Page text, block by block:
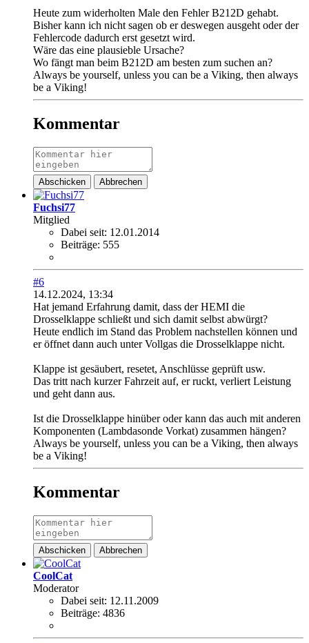
Heute zum widerholten Male den Fehler B212D gehabt.
Bisher kann ich nicht sagen ob er deswegen ausgeht oder der
Fehlercode dadurch erst gesetzt wird.
Wäre das eine plausieble Ursache?
Wo fängt man beim B212D am besten zum suchen an?
Always be yourself, unless you can be a Viking, then always
be a Viking!
Kommentar
Abschicken Abbrechen
Fuchsi77
Mitglied
Dabei seit: 12.01.2014
Beiträge: 555
#6
14.12.2024, 13:34
Hat jemand Erfahrung damit, dass der HEMI die
Drosselklappe schließt und sich damit selbst abwürgt?
Heute endlich im Stand das Problem nachstellen können und
er öffnet dann auch unter Vollgas die Drosselklappe nicht.
Klappe ist gesäubert, resetet, Anschlüsse geprüft usw.
Das tritt nach kurzer Fahrzeit auf, er ruckt, verliert Leistung
und geht dann aus.
Ist die Drosselklappe hinüber oder kann das auch mit anderen
Komponenten (Lambdasonde Vorkat) zusammen hängen?
Always be yourself, unless you can be a Viking, then always
be a Viking!
Kommentar
Abschicken Abbrechen
CoolCat
Moderator
Dabei seit: 12.11.2009
Beiträge: 4836